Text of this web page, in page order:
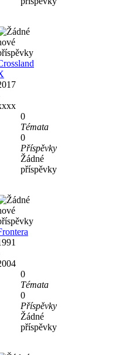
0
Témata
0
Příspěvky
Žádné
příspěvky
0
Témata
0
Příspěvky
Žádné
příspěvky